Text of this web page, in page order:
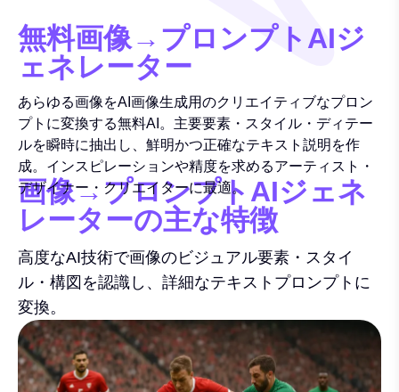
無料画像→プロンプトAIジ
ェネレーター
あらゆる画像をAI画像生成用のクリエイティブなプロン
プトに変換する無料AI。主要要素・スタイル・ディテー
ルを瞬時に抽出し、鮮明かつ正確なテキスト説明を作
成。インスピレーションや精度を求めるアーティスト・
デザイナー・クリエイターに最適。
画像→プロンプトAIジェネ
レーターの主な特徴
高度なAI技術で画像のビジュアル要素・スタイ
ル・構図を認識し、詳細なテキストプロンプトに
変換。